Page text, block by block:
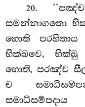
20.
සමන්නාගතො
හොති
භික්ඛවෙ,
හොති, පරඤ්ච
ච